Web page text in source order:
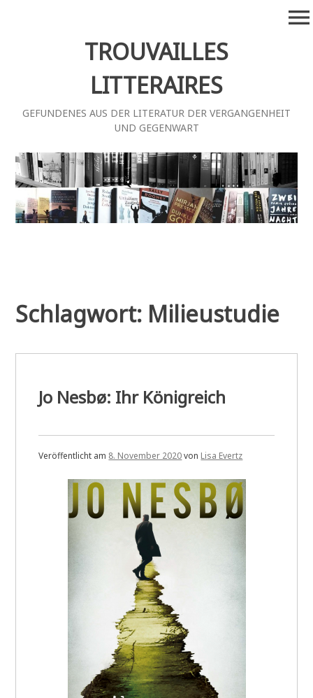
TROUVAILLES
LITTERAIRES
GEFUNDENES AUS DER LITERATUR DER VERGANGENHEIT
UND GEGENWART
menu
Schlagwort: Milieustudie
Jo Nesbø: Ihr Königreich
Veröffentlicht am 8. November 2020von Lisa Evertz